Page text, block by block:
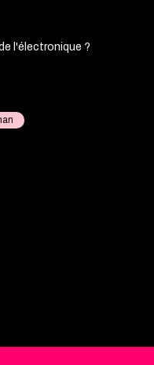
l'électronique ?